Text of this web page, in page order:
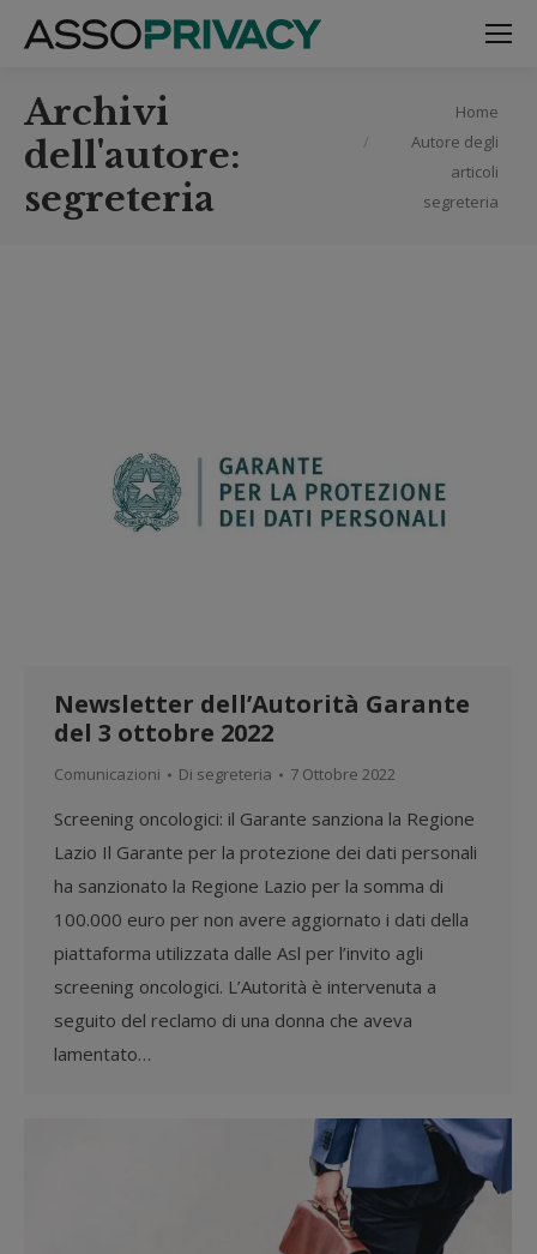
Archivi
dell'autore:
segreteria
Home
Autore degli
articoli
segreteria
Newsletter dell’Autorità Garante
del 3 ottobre 2022
Comunicazioni Di segreteria 7 Ottobre 2022
Screening oncologici: il Garante sanziona la Regione
Lazio Il Garante per la protezione dei dati personali
ha sanzionato la Regione Lazio per la somma di
100.000 euro per non avere aggiornato i dati della
piattaforma utilizzata dalle Asl per l’invito agli
screening oncologici. L’Autorità è intervenuta a
seguito del reclamo di una donna che aveva
lamentato…